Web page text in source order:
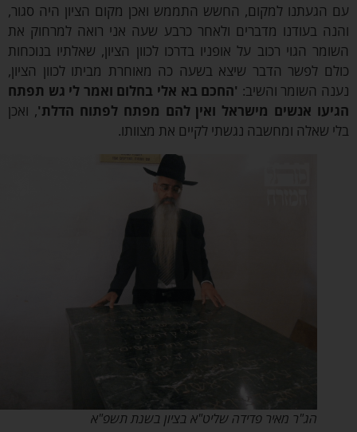
למקום, החשש התממש ואכן מקום הציון היה סגור,
בעודנו מדברים ולאחר כרבע שעה אני רואה למרחוק את
הגוי רכוב על אופניו בדרכו לכוון הציון, שאלתיו בנוכחות
לפשר הדבר שיצא בשעה כה מאוחרת מביתו לכוון הציון,
השומר והשיב:'החכם בא אלי בחלום ואמר לי גש תפתח
אנשים מישראל ואין להם מפתח לפתוח הדלת', ואכן
שאלה ומחשבה נגשתי לקיים את מצוותו.
הג"ר מאיר פדידה שליט"א בציון בשנת תשפ"א